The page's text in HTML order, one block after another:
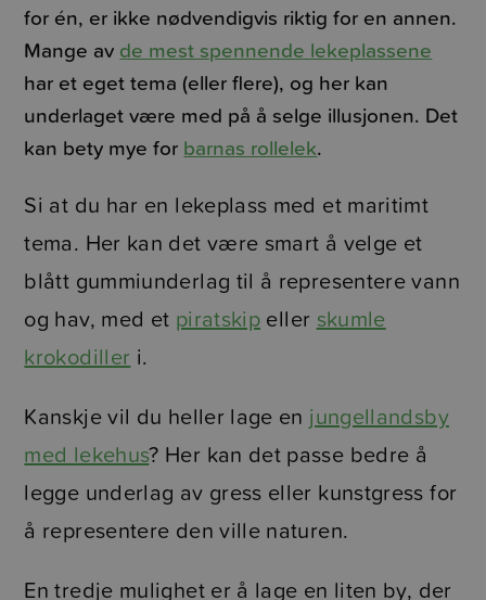
for én, er ikke nødvendigvis riktig for en annen.
Mange av de mest spennende lekeplassene
har et eget tema (eller flere), og her kan
underlaget være med på å selge illusjonen. Det
kan bety mye for barnas rollelek.
Si at du har en lekeplass med et maritimt
tema. Her kan det være smart å velge et
blått gummiunderlag til å representere vann
og hav, med et piratskip eller skumle
krokodiller i.
Kanskje vil du heller lage en jungellandsby
med lekehus? Her kan det passe bedre å
legge underlag av gress eller kunstgress for
å representere den ville naturen.
En tredje mulighet er å lage en liten by, der